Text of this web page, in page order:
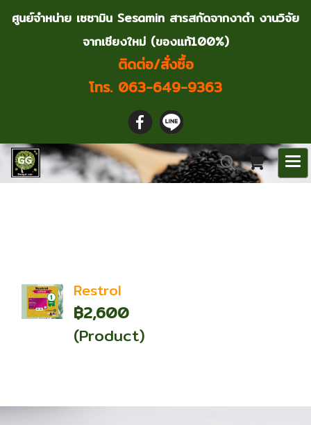
ศูนย์จำหน่าย เซซามิน Sesamin สารสกัดจากงาดำ งานวิจัย
จากเชียงใหม่ (ของแท้100%)
ติดต่อ/สั่งซื้อ
โทร. 063-649-9363
Restrol
฿2,600
(Product)